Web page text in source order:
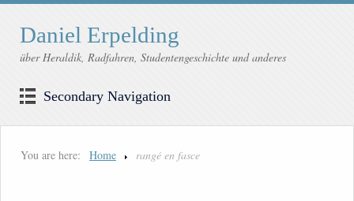
Daniel Erpelding
über Heraldik, Radfahren, Studentengeschichte und anderes
Secondary Navigation
You are here: Home rangé en fasce